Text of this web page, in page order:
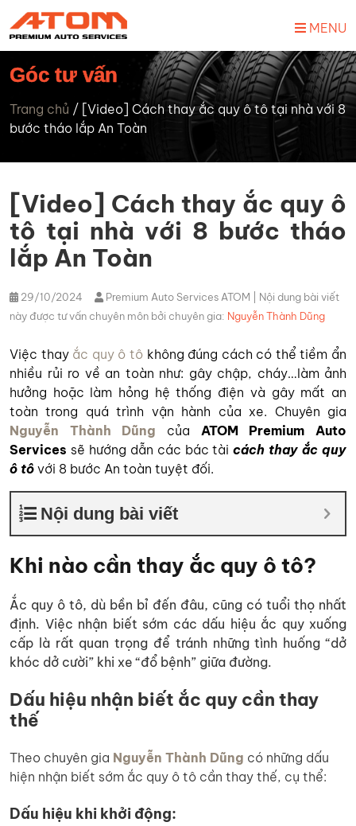
MENU
Góc tư vấn
Trang chủ / [Video] Cách thay ắc quy ô tô tại nhà với 8
bước tháo lắp An Toàn
[Video] Cách thay ắc quy ô
tô tại nhà với 8 bước tháo
lắp An Toàn
29/10/2024 Premium Auto Services ATOM
| Nội dung bài viết
này được tư vấn chuyên môn bởi chuyên gia: Nguyễn Thành Dũng
Việc thay ắc quy ô tôkhông đúng cách có thể tiềm ẩn
nhiều rủi ro về an toàn như: gây chập, cháy…làm ảnh
hưởng hoặc làm hỏng hệ thống điện và gây mất an
toàn trong quá trình vận hành của xe. Chuyên gia
Nguyễn Thành Dũng của ATOM Premium Auto
Services sẽ hướng dẫn các bác tàicách thay ắc quy
ô tô với 8 bước An toàn tuyệt đối.
Nội dung bài viết
Khi nào cần thay ắc quy ô tô?
Ắc quy ô tô, dù bền bỉ đến đâu, cũng có tuổi thọ nhất
định. Việc nhận biết sớm các dấu hiệu ắc quy xuống
cấp là rất quan trọng để tránh những tình huống “dở
khóc dở cười” khi xe “đổ bệnh” giữa đường.
Dấu hiệu nhận biết ắc quy cần thay
thế
Theo chuyên gia Nguyễn Thành Dũng có những dấu
hiện nhận biết sớm ắc quy ô tô cần thay thế, cụ thể:
Dấu hiệu khi khởi động: